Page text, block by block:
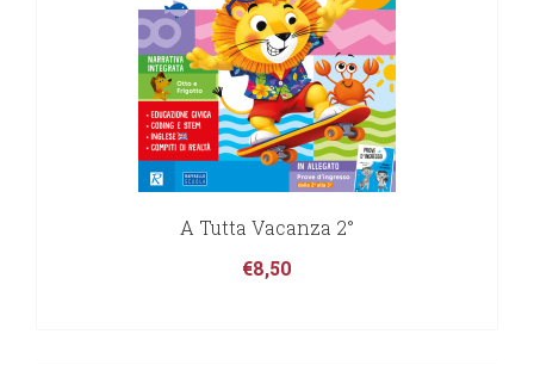
A Tutta Vacanza 2°
€8,50